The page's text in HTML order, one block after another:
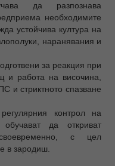
да разпознава
необходимите
устойчива култура на
наранявания и
за реакция при
и работа на височина,
и стриктното спазване
контрол на
да откриват
с цел
в зародиш.